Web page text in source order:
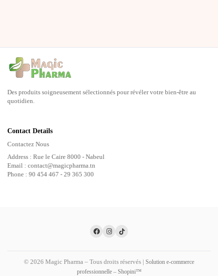
Des produits soigneusement sélectionnés pour révéler votre bien-être au
quotidien.
Contact Details
Contactez Nous
Address : Rue le Caire 8000 - Nabeul
Email : contact@magicpharma.tn
Phone : 90 454 467 - 29 365 300
© 2026 Magic Pharma – Tous droits réservés | Solution e-commerce
professionnelle – Shopini™